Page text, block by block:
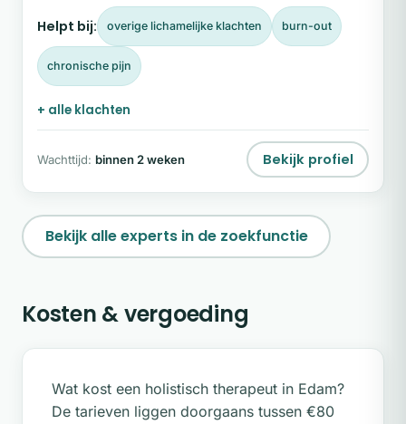
werkte met druk van buitenaf, werk ik nu met de
taal van binnenuit.
Helpt bij: overige lichamelijke klachten burn-out
chronische pijn
+ alle klachten
Wachttijd: binnen 2 weken Bekijk profiel
Bekijk alle experts in de zoekfunctie
Kosten & vergoeding
Wat kost een holistisch therapeut in Edam?
De tarieven liggen doorgaans tussen €80